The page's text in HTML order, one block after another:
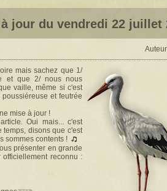
jour du vendredi 22 juillet
mais sachez que 1/
et que 2/ nous nous
vaille, même si c'est
et feutrée
mise à jour !
Oui mais... c'est
temps, disons que c'est
sommes contents !
présenter en grande
reconnu :